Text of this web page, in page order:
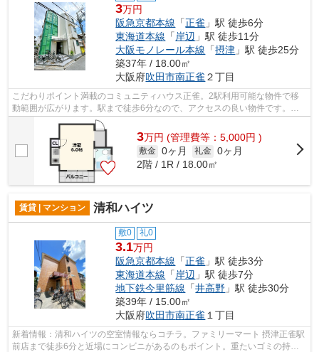
3万円
阪急京都本線 「正雀 」駅 徒歩6分
東海道本線 「 岸辺 」駅 徒歩11分
大阪モノレール本線 「摂津 」駅 徒歩25分
築37年 / 18.00㎡
大阪府吹田市南正雀 ２丁目
こだわりポイント満載のコミュニティハウス正雀。2駅利用可能な物件で移
動範囲が広がります。駅まで徒歩6分なので、アクセスの良い物件です。遮
音性も高いRC構造の物件。より多くの不...
3万円 (管理費等：5,000円 )
敷金 0ヶ月 礼金 0ヶ月
2階 / 1R / 18.00㎡
賃貸 | マンション 清和ハイツ
敷0 礼0
3.1万円
阪急京都本線 「正雀 」駅 徒歩3分
東海道本線 「 岸辺 」駅 徒歩7分
地下鉄今里筋線 「井高野 」駅 徒歩30分
築39年 / 15.00㎡
大阪府吹田市南正雀 １丁目
新着情報：清和ハイツの空室情報ならコチラ。ファミリーマート 摂津正雀駅
前店まで徒歩6分と近場にコンビニがあるのもポイント。重たいゴミの持ち